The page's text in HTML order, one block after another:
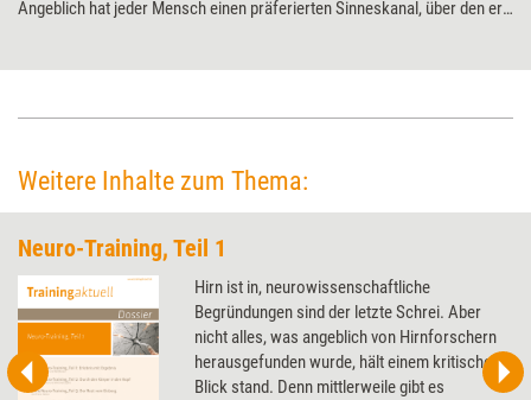
Angeblich hat jeder Mensch einen präferierten Sinneskanal, über den er
Weitere Inhalte zum Thema:
Neuro-Training, Teil 1
Hirn ist in, neurowissenschaftliche
Begründungen sind der letzte Schrei. Aber
nicht alles, was angeblich von Hirnforschern
herausgefunden wurde, hält einem kritischen
Blick stand. Denn mittlerweile gibt es